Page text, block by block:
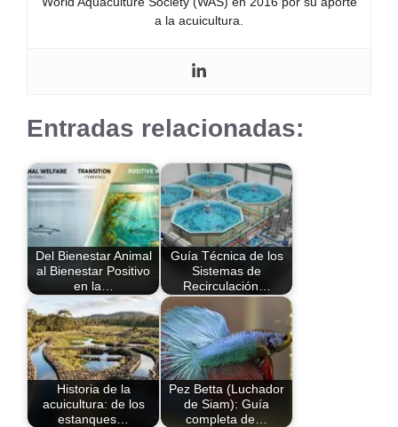
a la acuicultura.
Entradas relacionadas:
Del Bienestar Animal
al Bienestar Positivo
en la…
Guía Técnica de los
Sistemas de
Recirculación…
Historia de la
acuicultura: de los
estanques…
Pez Betta (Luchador
de Siam): Guía
completa de…